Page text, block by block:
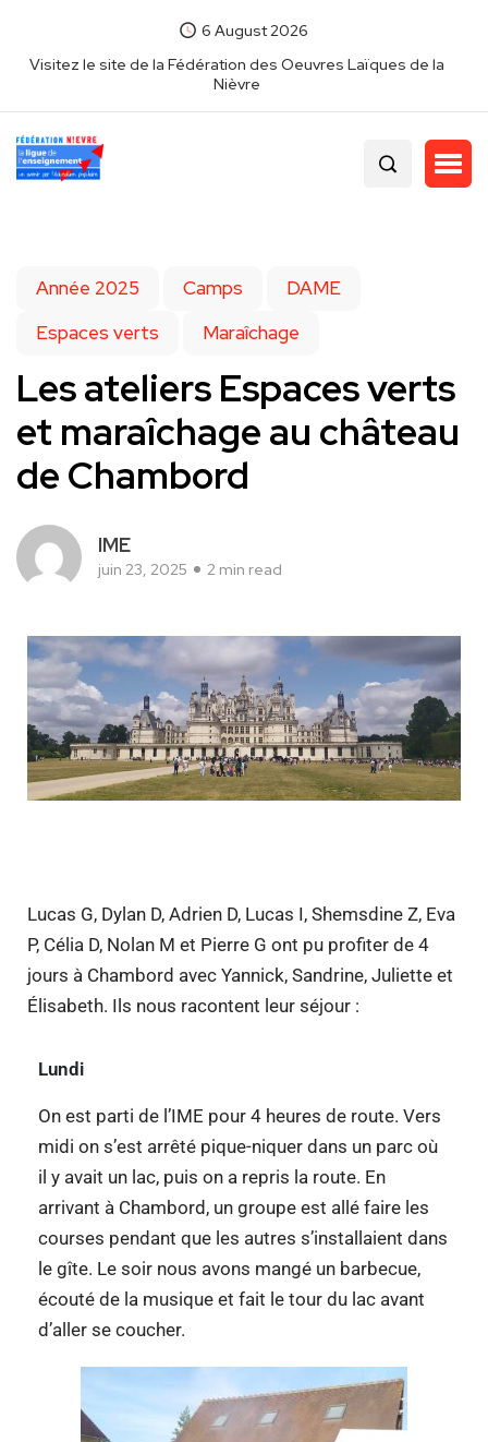
6 August 2026
Visitez le site de la Fédération des Oeuvres Laïques de la
Nièvre
Année 2025 Camps
DAME
Espaces verts
Maraîchage
Les ateliers Espaces verts
et maraîchage au château
de Chambord
IME
juin 23, 2025 2 min read
Lucas G, Dylan D, Adrien D, Lucas I, Shemsdine Z, Eva
P, Célia D, Nolan M et Pierre G ont pu profiter de 4
jours à Chambord avec Yannick, Sandrine, Juliette et
Élisabeth. Ils nous racontent leur séjour :
Lundi
On est parti de l’IME pour 4 heures de route. Vers
midi on s’est arrêté pique-niquer dans un parc où
il y avait un lac, puis on a repris la route. En
arrivant à Chambord, un groupe est allé faire les
courses pendant que les autres s’installaient dans
le gîte. Le soir nous avons mangé un barbecue,
écouté de la musique et fait le tour du lac avant
d’aller se coucher.